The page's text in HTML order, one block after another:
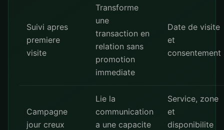
Suivi apres
premiere
visite
Transforme
une
transaction en
relation sans
promotion
immediate
Date de visite
et
consentement
Campagne
jour creux
Lie la
communication
a une capacite
Service, zone
et
disponibilite